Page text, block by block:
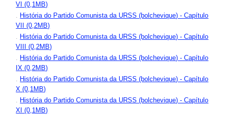
VI (0,1MB)
. História do Partido Comunista da URSS (bolchevique) - Capítulo
VII (0,2MB)
. História do Partido Comunista da URSS (bolchevique) - Capítulo
VIII (0,2MB)
. História do Partido Comunista da URSS (bolchevique) - Capítulo
IX (0,2MB)
. História do Partido Comunista da URSS (bolchevique) - Capítulo
X (0,1MB)
. História do Partido Comunista da URSS (bolchevique) - Capítulo
XI (0,1MB)